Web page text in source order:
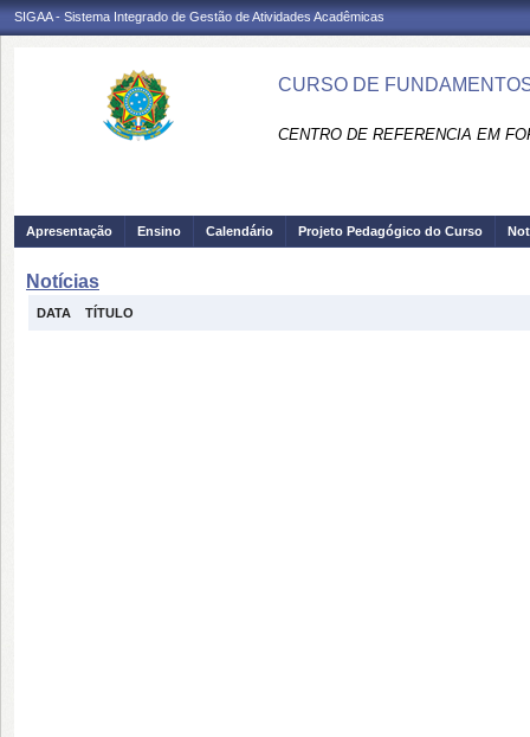
SIGAA - Sistema Integrado de Gestão de Atividades Acadêmicas
CURSO DE
CENTRO DE REFERENCIA EM
Apresentação Ensino Calendário Projeto Pedagógico do Curso
Notícias
DATA TÍTULO